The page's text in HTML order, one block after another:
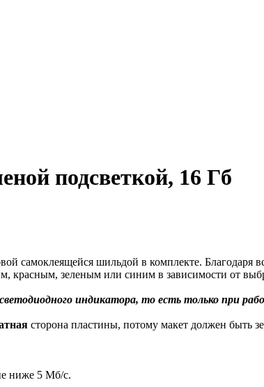
подсветкой, 16 Гб
самоклеящейся шильдой в комплекте.
красным, зеленым или синим в зависимости от
индикатора, то есть только при
сторона пластины, потому макет должен быть
ниже 5 Мб/с.